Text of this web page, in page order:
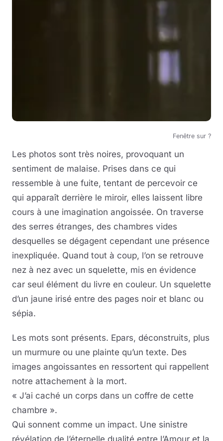
Fenêtre sur ?
Les photos sont très noires, provoquant un
sentiment de malaise. Prises dans ce qui
ressemble à une fuite, tentant de percevoir ce
qui apparaît derrière le miroir, elles laissent libre
cours à une imagination angoissée. On traverse
des serres étranges, des chambres vides
desquelles se dégagent cependant une présence
inexpliquée. Quand tout à coup, l’on se retrouve
nez à nez avec un squelette, mis en évidence
car seul élément du livre en couleur. Un squelette
d’un jaune irisé entre des pages noir et blanc ou
sépia.
Les mots sont présents. Epars, déconstruits, plus
un murmure ou une plainte qu’un texte. Des
images angoissantes en ressortent qui rappellent
notre attachement à la mort.
« J’ai caché un corps dans un coffre de cette
chambre ».
Qui sonnent comme un impact. Une sinistre